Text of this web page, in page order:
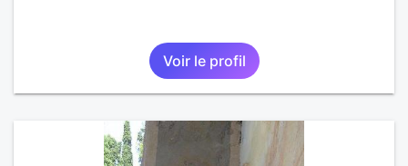
Voir le profil